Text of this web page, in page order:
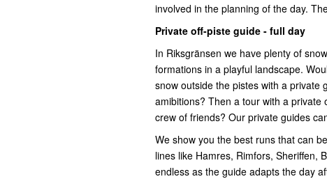
involved in the planning of the day.
Private off-piste guide - full day
In Riksgränsen we have plenty of
formations in a playful landscape.
snow outside the pistes with a private
amibitions? Then a tour with a
crew of friends? Our private guides
We show you the best runs that can
lines like Hamres, Rimfors, Sheriffen,
endless as the guide adapts the day